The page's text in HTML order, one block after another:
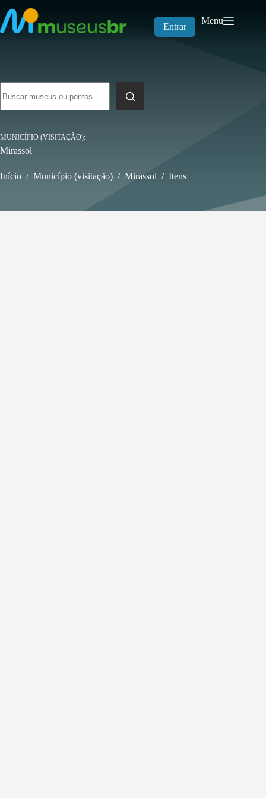
para
o
conteúdo
Entrar
Menu
resultados
MUNICÍPIO (VISITAÇÃO)
Mirassol
Início / Município (visitação) / Mirassol / Itens